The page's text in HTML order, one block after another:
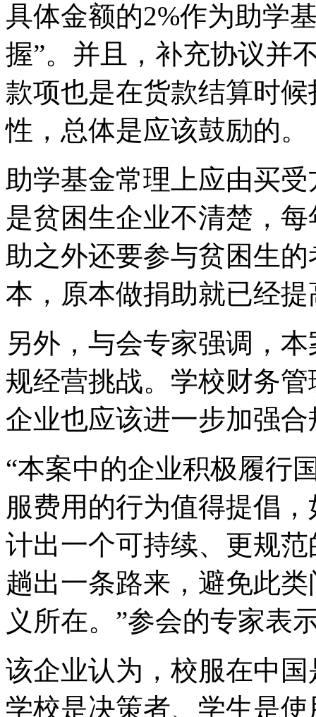
具体金额的2%作为助学
握”。并且，补充协议并
款项也是在货款结算时
性，总体是应该鼓励的。
助学基金常理上应由买
是贫困生企业不清楚，
助之外还要参与贫困生
本，原本做捐助就已经
另外，与会专家强调，
规经营挑战。学校财务
企业也应该进一步加强
“本案中的企业积极履行
服费用的行为值得提倡
计出一个可持续、更规
趟出一条路来，避免此
义所在。”参会的专家表
该企业认为，校服在中
学校是决策者、学生是